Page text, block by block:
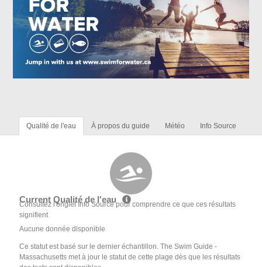
Qualité de l'eau À propos du guide Météo Info Source
Current Qualité de l'eau
Consultez l'onglet Info Source pour comprendre ce que ces résultats
signifient
Aucune donnée disponible
Ce statut est basé sur le dernier échantillon. The Swim Guide -
Massachusetts met à jour le statut de cette plage dès que les résultats